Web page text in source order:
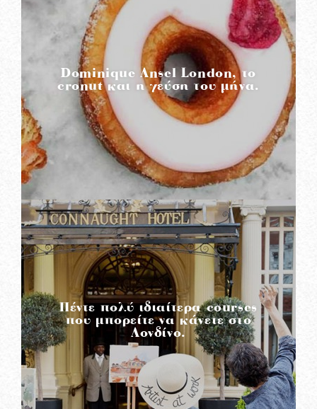
READ MORE
Dominique Ansel London, το
cronut και η γεύση του μήνα.
READ MORE
Πέντε πολύ ιδιαίτερα courses
που μπορείτε να κάνετε στο
Λονδίνο.